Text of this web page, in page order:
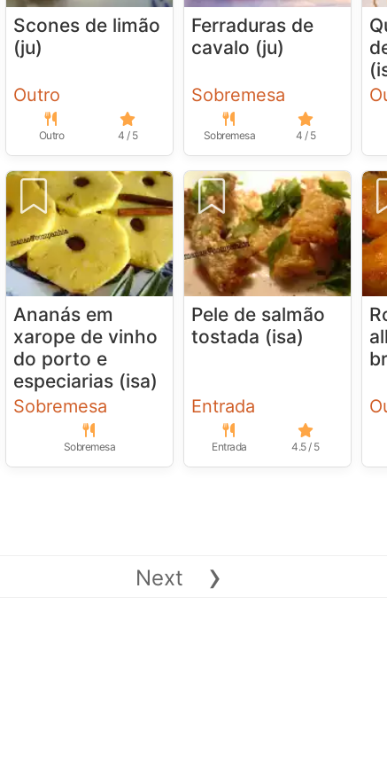
Scones de limão
(ju)
Outro
Outro 4 / 5
Ferraduras de
cavalo (ju)
Sobremesa
Sobremesa 4 / 5
Ananás em
xarope de vinho
do porto e
especiarias (isa)
Sobremesa
Sobremesa
Pele de salmão
tostada (isa)
Entrada
Entrada 4.5 / 5
Next ›